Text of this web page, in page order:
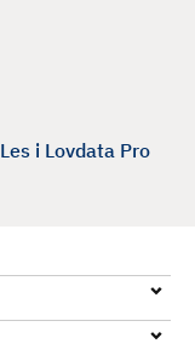
Les i Lovdata Pro